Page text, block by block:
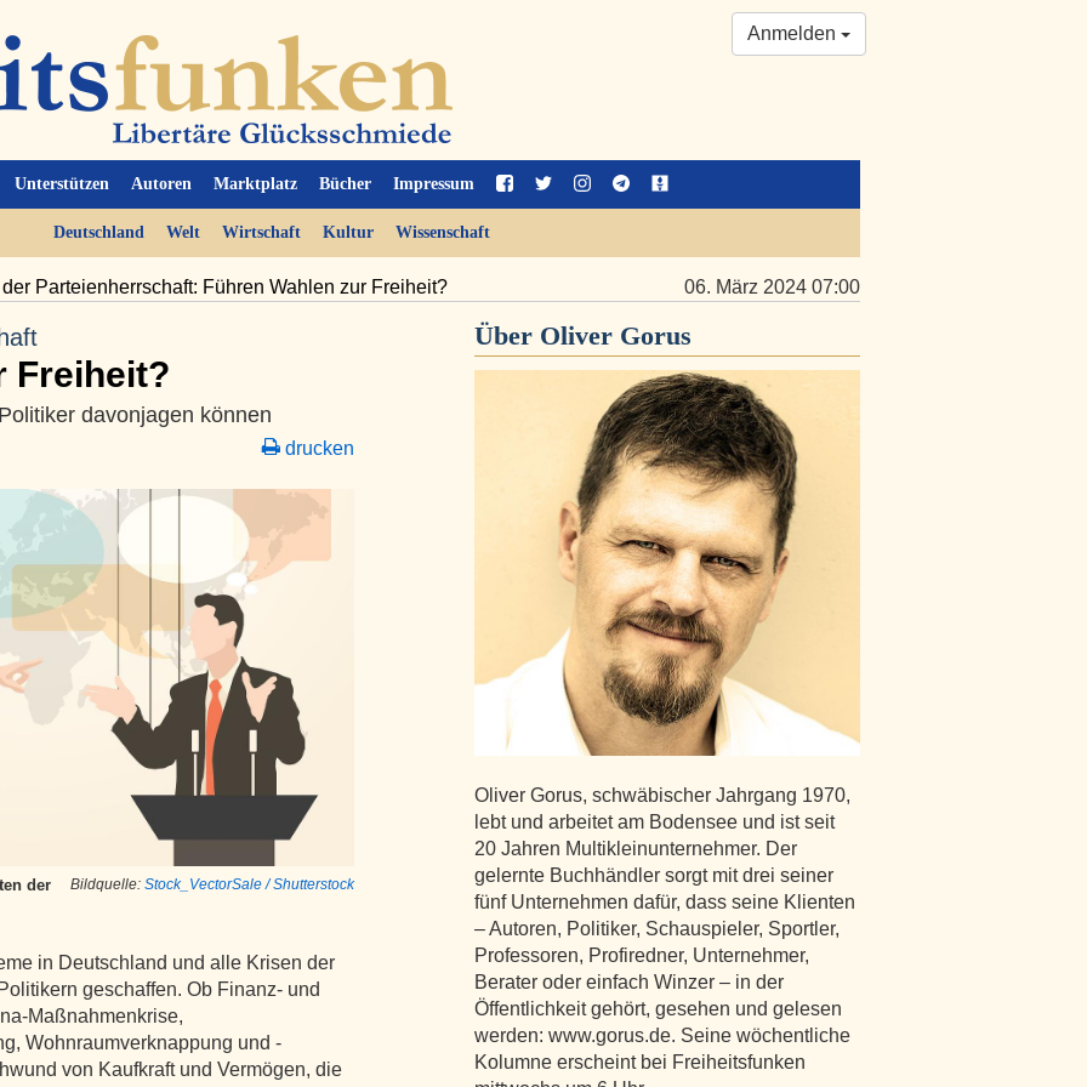
Unterstützen Autoren Marktplatz Bücher Impressum
Anmelden
Deutschland Welt Wirtschaft Kultur Wissenschaft
Parteienherrschaft: Führen Wahlen zur Freiheit? 06. März 2024 07:00
Freiheit?
davonjagen können
drucken
Bildquelle:Stock_VectorSale / Shutterstock
der
in Deutschland und alle Krisen der
geschaffen. Ob Finanz- und
Maßnahmenkrise,
Wohnraumverknappung und -
von Kaufkraft und Vermögen, die
Über Oliver Gorus
Oliver Gorus, schwäbischer Jahrgang 1970,
lebt und arbeitet am Bodensee und ist seit
20 Jahren Multikleinunternehmer. Der
gelernte Buchhändler sorgt mit drei seiner
fünf Unternehmen dafür, dass seine Klienten
– Autoren, Politiker, Schauspieler, Sportler,
Professoren, Profiredner, Unternehmer,
Berater oder einfach Winzer – in der
Öffentlichkeit gehört, gesehen und gelesen
werden: www.gorus.de. Seine wöchentliche
Kolumne erscheint bei Freiheitsfunken